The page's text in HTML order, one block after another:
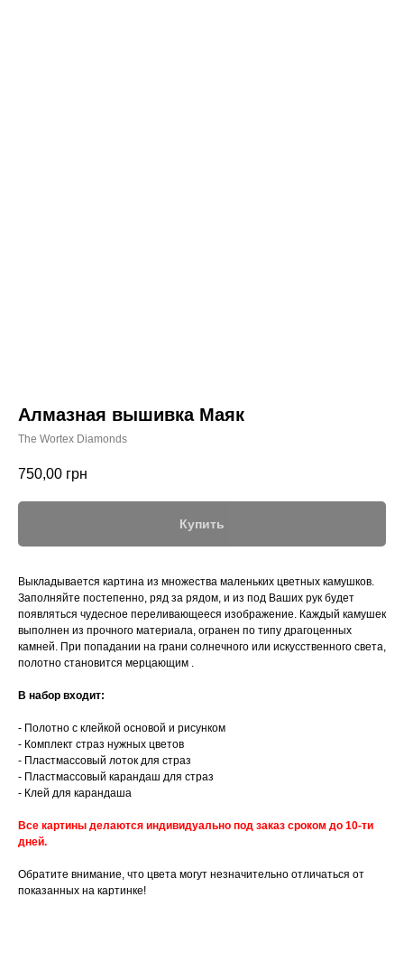
Алмазная вышивка Маяк
The Wortex Diamonds
750,00 грн
Купить
Выкладывается картина из множества маленьких цветных камушков.
Заполняйте постепенно, ряд за рядом, и из под Ваших рук будет
появляться чудесное переливающееся изображение. Каждый камушек
выполнен из прочного материала, огранен по типу драгоценных
камней. При попадании на грани солнечного или искусственного света,
полотно становится мерцающим .
В набор входит:
- Полотно с клейкой основой и рисунком
- Комплект страз нужных цветов
- Пластмассовый лоток для страз
- Пластмассовый карандаш для страз
- Клей для карандаша
Все картины делаются индивидуально под заказ сроком до 10-ти
дней.
Обратите внимание, что цвета могут незначительно отличаться от
показанных на картинке!